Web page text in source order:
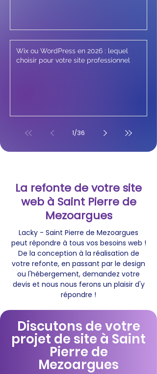
Wix ou WordPress en 2026 : lequel
choisir pour votre site professionnel
1/36
La refonte de votre site
web à Saint Pierre de
Mezoargues
Lacky - Saint Pierre de Mezoargues
peut répondre à tous vos besoins web !
De la conception à la réalisation de
votre refonte, en passant par le design
ou l'hébergement, demandez votre
devis et nous nous ferons un plaisir d'y
répondre !
Discutons de votre
projet de site à Saint
Pierre de
Mezoargues